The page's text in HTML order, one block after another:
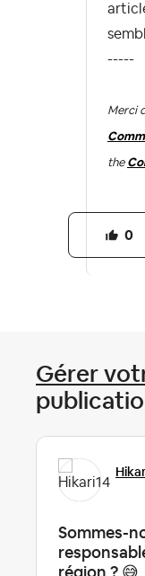
-----
Merci
the
0
Gérer
Sommes-